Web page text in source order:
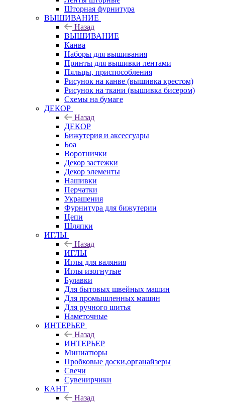
Шторная фурнитура
ВЫШИВАНИЕ
Назад
ВЫШИВАНИЕ
Канва
Наборы для вышивания
Принты для вышивки лентами
Пяльцы, приспособления
Рисунок на канве (вышивка крестом)
Рисунок на ткани (вышивка бисером)
Схемы на бумаге
ДЕКОР
Назад
ДЕКОР
Бижутерия и аксессуары
Боа
Воротнички
Декор застежки
Декор элементы
Нашивки
Перчатки
Украшения
Фурнитура для бижутерии
Цепи
Шляпки
ИГЛЫ
Назад
ИГЛЫ
Иглы для валяния
Иглы изогнутые
Булавки
Для бытовых швейных машин
Для промышленных машин
Для ручного шитья
Наметочные
ИНТЕРЬЕР
Назад
ИНТЕРЬЕР
Миниатюры
Пробковые доски,органайзеры
Свечи
Сувенирчики
КАНТ
Назад